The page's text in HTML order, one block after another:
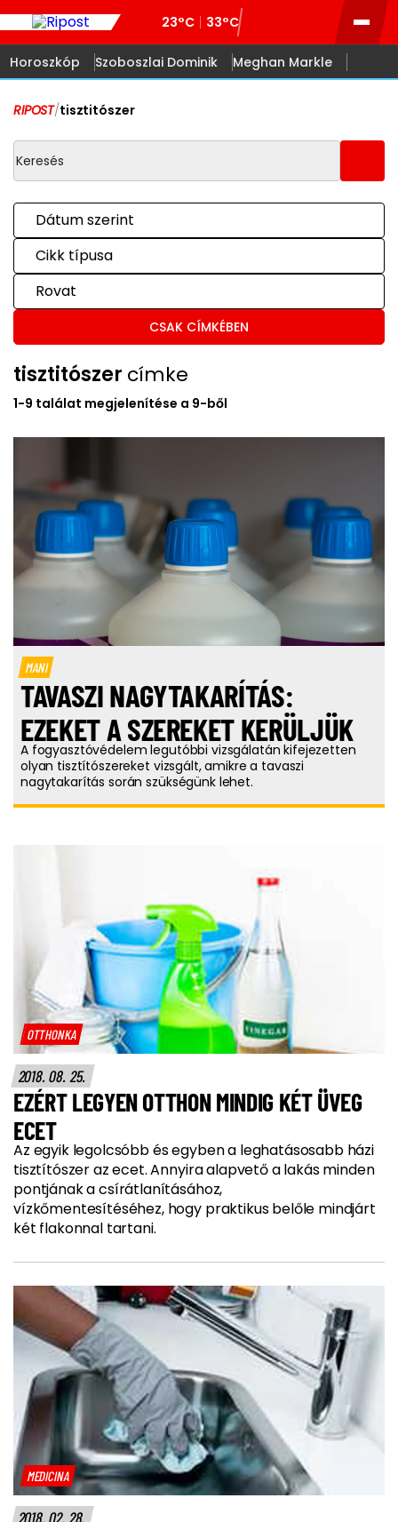
23°C 33°C
Horoszkóp Szoboszlai Dominik Meghan Markle
RIPOST/tisztitószer
Dátum szerint
Cikk típusa
Rovat
CSAK CÍMKÉBEN
tisztitószer címke
1-9 találat megjelenítése a 9-ből
MANI
TAVASZI NAGYTAKARÍTÁS:
EZEKET A SZEREKET KERÜLJÜK
A fogyasztóvédelem legutóbbi vizsgálatán kifejezetten
olyan tisztítószereket vizsgált, amikre a tavaszi
nagytakarítás során szükségünk lehet.
OTTHONKA
2018. 08. 25.
EZÉRT LEGYEN OTTHON MINDIG KÉT ÜVEG
ECET
Az egyik legolcsóbb és egyben a leghatásosabb házi
tisztítószer az ecet. Annyira alapvető a lakás minden
pontjának a csírátlanításához,
vízkőmentesítéséhez, hogy praktikus belőle mindjárt
két flakonnal tartani.
MEDICINA
2018. 02. 28.